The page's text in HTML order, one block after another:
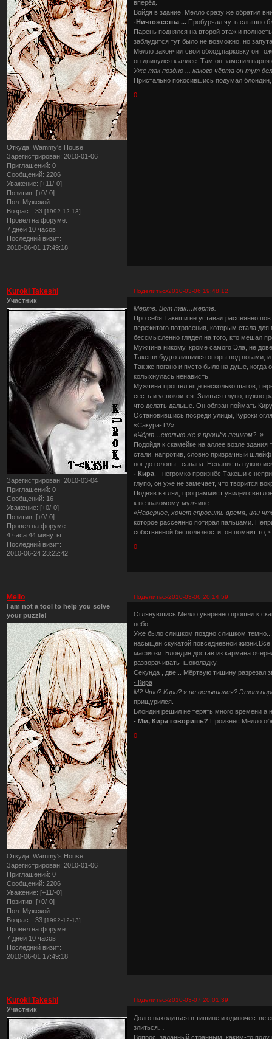
Откуда: Wammy's House
Зарегистрирован: 2010-01-06
Приглашений: 0
Сообщений: 2206
Уважение: [+11/-0]
Позитив: [+0/-0]
Пол: Мужской
Возраст: 33 [1992-12-13]
Провел на форуме:
7 дней 10 часов
Последний визит:
2010-06-01 17:49:18
вперёд.
Войдя в здание, Мелло сразу же обратил
-Ничтожества ... Пробурчал чуть слышно
Парень поднялся на второй этаж и
заблудится тут было не возможно, но
Мелло закончил свой обход,парковку он
он двинулся к аллее. Там он заметил
Уже так поздно ... какого чёрта он тут
Пристально покосившись подумал
0
Поделиться2010-03-06 19:48:12
Kuroki Takeshi
Участник
Зарегистрирован: 2010-03-04
Приглашений: 0
Сообщений: 16
Уважение: [+0/-0]
Позитив: [+0/-0]
Провел на форуме:
4 часа 44 минуты
Последний визит:
2010-06-24 23:22:42
Мёртв. Вот так…мёртв.
Про себя Такеши не уставал рассеянно
пережитого потрясения, которым стала
бессмысленно глядел на того, кто мешал
Мужчина никому, кроме самого Эла, не
Такеши будто лишился опоры под ногами, и
Так же погано и пусто было на душе,
колыхнулась ненависть.
Мужчина прошёл ещё несколько шагов,
сесть и успокоится. Злиться глупо, нужно
что делать дальше. Он обязан поймать
Остановившись посреди улицы, Куроки
«Сакура-TV».
«Чёрт…сколько же я прошёл пешком?..»
Подойдя к скамейке на аллее возле
стали, напротив, словно призрачный
ног до головы, савана. Ненависть нужно
- Кира , - негромко произнёс Такеши с
глупо, он уже не замечает, что творится
Подняв взгляд, программист увидел
к незнакомому мужчине.
«Наверное, хочет спросить время, или
которое рассеянно потирал пальцами.
собственной бесполезности, он помнит то,
0
Поделиться2010-03-06 20:14:59
Mello
I am not a tool to help you solve
your puzzle!
Откуда: Wammy's House
Зарегистрирован: 2010-01-06
Приглашений: 0
Сообщений: 2206
Уважение: [+11/-0]
Позитив: [+0/-0]
Пол: Мужской
Возраст: 33 [1992-12-13]
Провел на форуме:
7 дней 10 часов
Последний визит:
2010-06-01 17:49:18
Оглянувшись Мелло уверенно прошёл к
небо.
Уже было слишком поздно,слишком
насыщен скукатой повседневной жизни.Всё
мафиози. Блондин достав из кармана
разворачивать шоколадку.
Секунда , две... Мёртвую тишину разрезал
- Кира
М? Что? Кира? я не ослышался? Этот
прищурился.
Блондин решил не терять много времени а
- Мм, Кира говоришь? Произнёс Мелло
0
Поделиться2010-03-07 20:01:39
Kuroki Takeshi
Участник
Долго находиться в тишине и
злиться…
Вопрос, заданный странным, каким-то